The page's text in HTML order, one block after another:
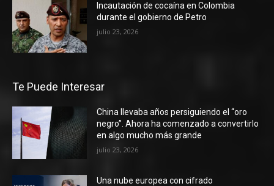
Incautación de cocaína en Colombia
durante el gobierno de Petro
julio 23, 2026
Te Puede Interesar
China llevaba años persiguiendo el “oro
negro”. Ahora ha comenzado a convertirlo
en algo mucho más grande
julio 23, 2026
Una nube europea con cifrado